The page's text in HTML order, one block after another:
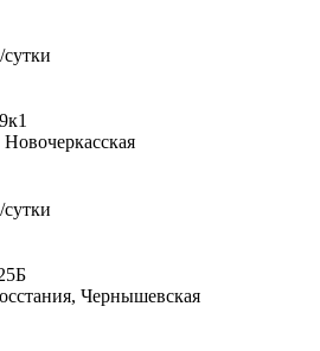
Чернышевская